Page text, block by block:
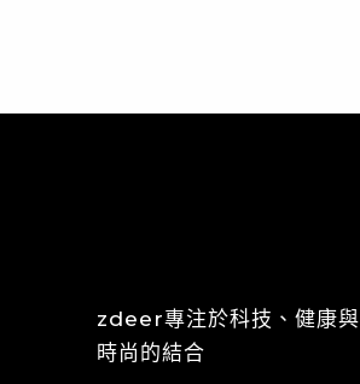
zdeer專注於科技、健康與
時尚的結合